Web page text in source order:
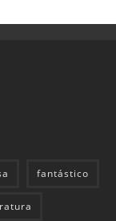
fantástico